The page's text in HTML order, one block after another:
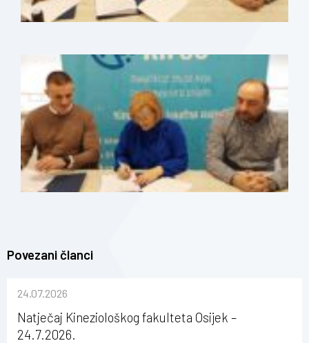
Povezani članci
24.07.2026
Natječaj Kineziološkog fakulteta Osijek –
24.7.2026.